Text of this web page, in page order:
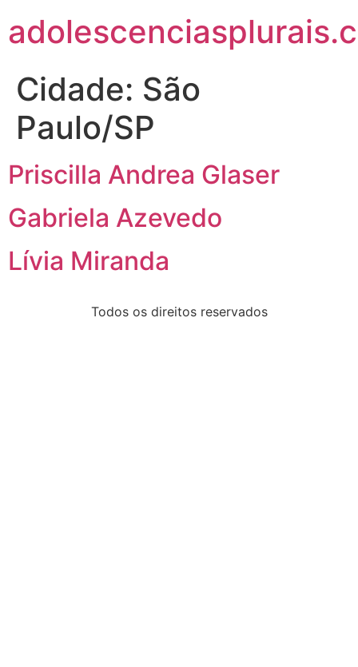
Cidade: São
Paulo/SP
Priscilla Andrea Glaser
Gabriela Azevedo
Lívia Miranda
Todos os direitos reservados